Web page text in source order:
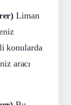
Liman
konularda
aracı